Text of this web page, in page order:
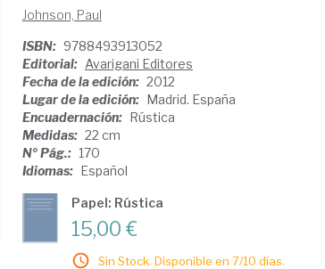
Johnson, Paul
ISBN: 9788493913052
Editorial: Avarigani Editores
Fecha de la edición: 2012
Lugar de la edición: Madrid. España
Encuadernación: Rústica
Medidas: 22 cm
Nº Pág.: 170
Idiomas: Español
Papel: Rústica
15,00 €
Sin Stock. Disponible en 7/10 días.